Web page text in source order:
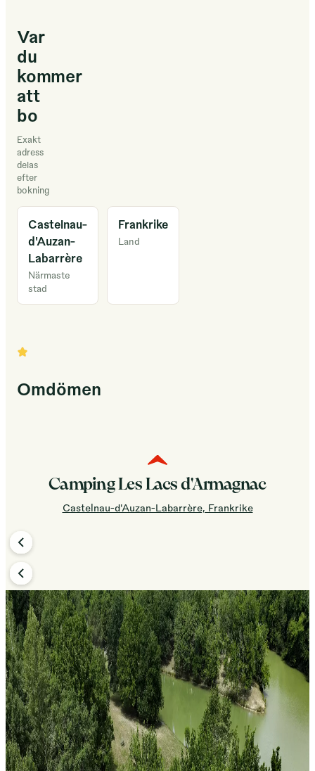
Var
du
kommer
att
bo
Exakt
adress
delas
efter
bokning
Castelnau-
d'Auzan-
Labarrère
Närmaste
stad
Frankrike
Land
Omdömen
Camping Les Lacs d'Armagnac
Castelnau-d'Auzan-Labarrère, Frankrike